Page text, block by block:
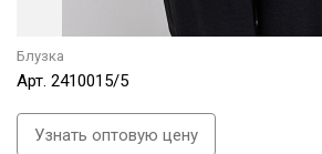
Блузка
Арт. 2410015/5
Узнать оптовую цену